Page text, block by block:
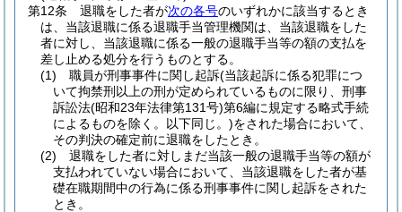
第12条
退職をした者が次の各号のいずれかに該当するとき
は、当該退職に係る退職手当管理機関は、当該退職をした
者に対し、当該退職に係る一般の退職手当等の額の支払を
差し止める処分を行うものとする。
(1)
職員が刑事事件に関し起訴(当該起訴に係る犯罪につ
いて拘禁刑以上の刑が定められているものに限り、刑事
訴訟法(昭和23年法律第131号)第6編に規定する略式手続
によるものを除く。以下同じ。)をされた場合において、
その判決の確定前に退職をしたとき。
(2)
退職をした者に対しまだ当該一般の退職手当等の額が
支払われていない場合において、当該退職をした者が基
礎在職期間中の行為に係る刑事事件に関し起訴をされた
とき。